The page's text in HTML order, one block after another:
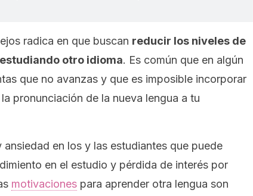
radica en que buscan reducir los niveles de
otro idioma. Es común que en algún
que no avanzas y que es imposible incorporar
pronunciación de la nueva lengua a tu
ansiedad en los y las estudiantes que puede
en el estudio y pérdida de interés por
motivaciones para aprender otra lengua son